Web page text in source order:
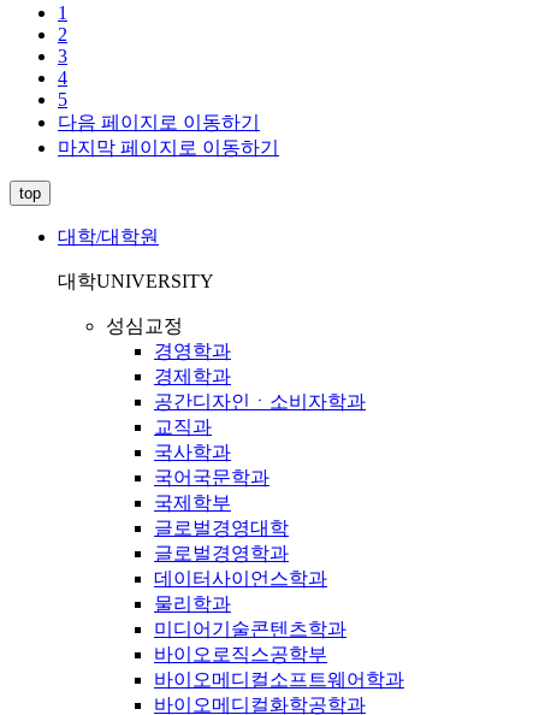
1
2
3
4
5
다음 페이지로 이동하기
마지막 페이지로 이동하기
top
대학/대학원
대학UNIVERSITY
성심교정
경영학과
경제학과
공간디자인ㆍ소비자학과
교직과
국사학과
국어국문학과
국제학부
글로벌경영대학
글로벌경영학과
데이터사이언스학과
물리학과
미디어기술콘텐츠학과
바이오로직스공학부
바이오메디컬소프트웨어학과
바이오메디컬화학공학과